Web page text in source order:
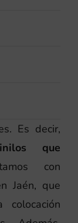
Es decir,
que
con
Jaén, que